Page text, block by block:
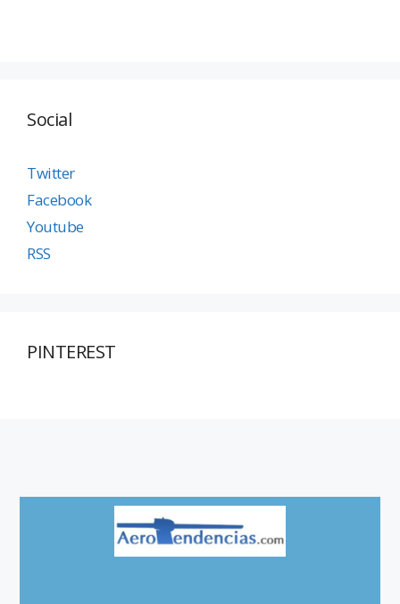
Social
Twitter
Facebook
Youtube
RSS
PINTEREST